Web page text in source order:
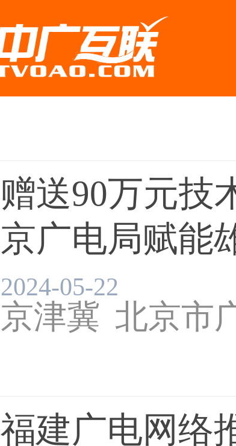
赠送90万元技
京广电局赋能
发...
2024-05-22
京津冀 北京市
福建广电网络